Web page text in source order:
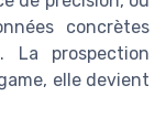
concrètes
prospection
elle devient